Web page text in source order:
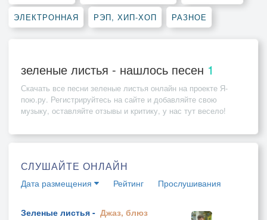
ЭЛЕКТРОННАЯ РЭП, ХИП-ХОП РАЗНОЕ
зеленые листья - нашлось песен 1
Скачать все песни зеленые листья онлайн на проекте Я-
пою.ру. Регистрируйтесь на сайте и добавляйте свою
музыку, оставляйте отзывы и критику, у нас тут весело!
СЛУШАЙТЕ ОНЛАЙН
Дата размещения Рейтинг Прослушивания
Зеленые листья - Джаз, блюз